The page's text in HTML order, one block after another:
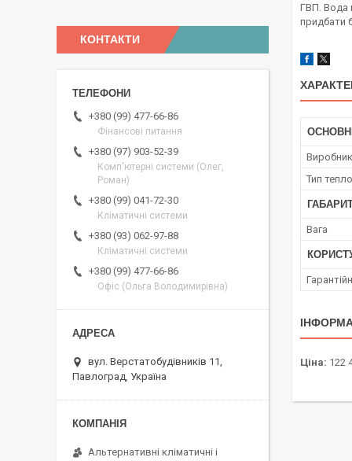
ГВП. Вода
придбати
Виробник
Тип
Вага
Ціна: 122
КОНТАКТИ
+380 (99) 477-66-86
Фінансові питання
+380 (97) 903-52-39
Комп'ютерні системи (Олег,
Роман)
+380 (99) 041-72-30
Кліматичні системи
+380 (93) 062-97-88
Кліматичні системи
+380 (99) 477-66-86
Офіс (Ольга Володимирівна)
вул. Верстатобудівників 11,
Павлоград, Україна
Альтернативні кліматичні і